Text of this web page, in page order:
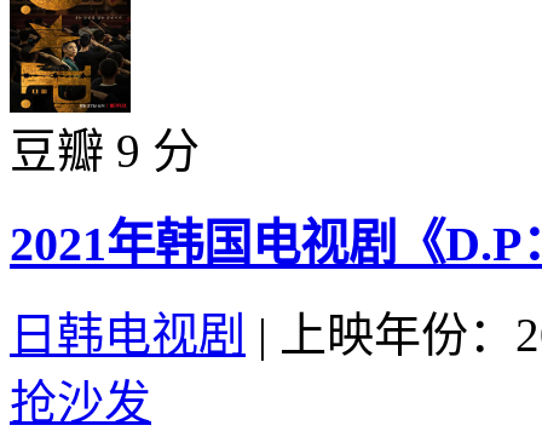
豆瓣 9 分
2021年韩国电视剧《
日韩电视剧 |
上映年份：
抢沙发